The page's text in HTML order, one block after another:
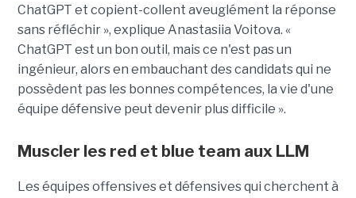
ChatGPT et copient-collent aveuglément la réponse
sans réfléchir », explique Anastasiia Voitova. «
ChatGPT est un bon outil, mais ce n'est pas un
ingénieur, alors en embauchant des candidats qui ne
possèdent pas les bonnes compétences, la vie d'une
équipe défensive peut devenir plus difficile ».
Muscler les red et blue team aux LLM
Les équipes offensives et défensives qui cherchent à